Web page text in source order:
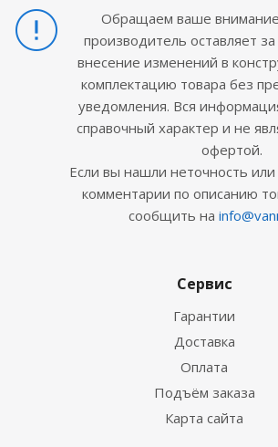
Обращаем ваше
производитель оставляет
внесение изменений в
комплектацию товара без
уведомления. Вся
справочный характер и не
офертой.
Если вы нашли неточность или
комментарии по описанию
сообщить на
Сервис
Гарантии
Доставка
Оплата
Подъём заказа
Карта сайта